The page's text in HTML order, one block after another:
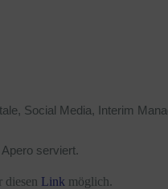
Social Media, Interim
serviert.
diesen Link möglich.